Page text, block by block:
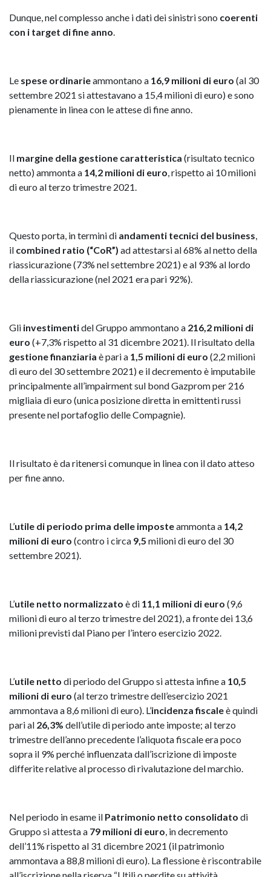
Dunque, nel complesso anche i dati dei sinistri sono coerenti
con i target di fine anno.
Le spese ordinarieammontano a 16,9 milioni di euro (al 30
settembre 2021 si attestavano a 15,4 milioni di euro) e sono
pienamente in linea con le attese di fine anno.
Il margine della gestione caratteristica (risultato tecnico
netto) ammonta a 14,2 milioni di euro, rispetto ai 10 milioni
di euro al terzo trimestre 2021.
Questo porta, in termini di andamenti tecnici del business,
il combined ratio (“CoR”) ad attestarsi al 68% al netto della
riassicurazione (73% nel settembre 2021) e al 93% al lordo
della riassicurazione (nel 2021 era pari 92%).
Gli investimentidel Gruppo ammontano a 216,2 milioni di
euro (+7,3% rispetto al 31 dicembre 2021). Il risultato della
gestione finanziaria è pari a 1,5 milioni di euro (2,2 milioni
di euro del 30 settembre 2021) e il decremento è imputabile
principalmente all’impairment sul bond Gazprom per 216
migliaia di euro (unica posizione diretta in emittenti russi
presente nel portafoglio delle Compagnie).
Il risultato è da ritenersi comunque in linea con il dato atteso
per fine anno.
L’utile di periodo prima delle imposteammonta a 14,2
milioni di euro (contro i circa 9,5 milioni di euro del 30
settembre 2021).
L’utile netto normalizzato è di 11,1 milioni di euro (9,6
milioni di euro al terzo trimestre del 2021), a fronte dei 13,6
milioni previsti dal Piano per l’intero esercizio 2022.
L’utile netto di periodo del Gruppo si attesta infine a 10,5
milioni di euro (al terzo trimestre dell’esercizio 2021
ammontava a 8,6 milioni di euro). L’incidenza fiscaleè quindi
pari al 26,3% dell’utile di periodo ante imposte; al terzo
trimestre dell’anno precedente l’aliquota fiscale era poco
sopra il 9% perché influenzata dall’iscrizione di imposte
differite relative al processo di rivalutazione del marchio.
Nel periodo in esame il Patrimonio netto consolidato di
Gruppo si attesta a 79 milioni di euro, in decremento
dell’11% rispetto al 31 dicembre 2021 (il patrimonio
ammontava a 88,8 milioni di euro). La flessione è riscontrabile